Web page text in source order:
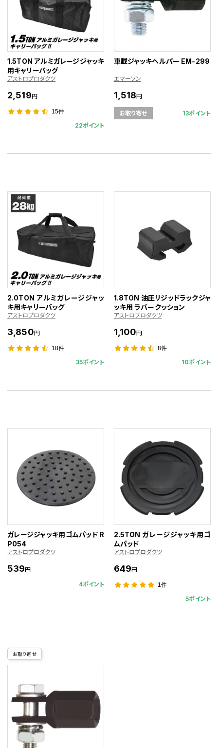
1.5TON アルミガレージジャッキ
用キャリーバッグ
アストロプロダクツ
2,519円
15件
22ポイント
車載ジャッキヘルパー EM-299
エマーソン
1,518円
お取り寄せ 13ポイント
2.0TON アルミガレージジャッ
キ用キャリーバッグ
アストロプロダクツ
3,850円
18件
35ポイント
1.8TON 油圧リジッドラックジャ
ッキ用 ラバークッション
アストロプロダクツ
1,100円
8件
10ポイント
ガレージジャッキ用ゴムパッド R
P054
アストロプロダクツ
539円
4ポイント
2.5TON ガレージジャッキ用ゴ
ムパッド
アストロプロダクツ
649円
1件
5ポイント
お取り寄せ